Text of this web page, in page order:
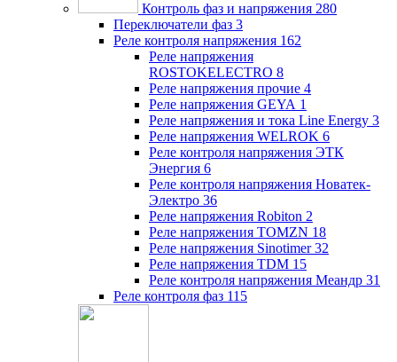
Контроль фаз и напряжения 280
Переключатели фаз 3
Реле контроля напряжения 162
Реле напряжения
ROSTOKELECTRO 8
Реле напряжения прочие 4
Реле напряжения GEYA 1
Реле напряжения и тока Line Energy 3
Реле напряжения WELROK 6
Реле контроля напряжения ЭТК
Энергия 6
Реле контроля напряжения Новатек-
Электро 36
Реле напряжения Robiton 2
Реле напряжения TOMZN 18
Реле напряжения Sinotimer 32
Реле напряжения TDM 15
Реле контроля напряжения Меандр 31
Реле контроля фаз 115